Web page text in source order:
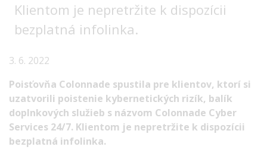
Klientom je nepretržite k dispozícii
bezplatná infolinka.
3. 6. 2022
Poisťovňa Colonnade spustila pre klientov, ktorí si
uzatvorili poistenie kybernetických rizík, balík
doplnkových služieb s názvom Colonnade Cyber
Services 24/7. Klientom je nepretržite k dispozícii
bezplatná infolinka.